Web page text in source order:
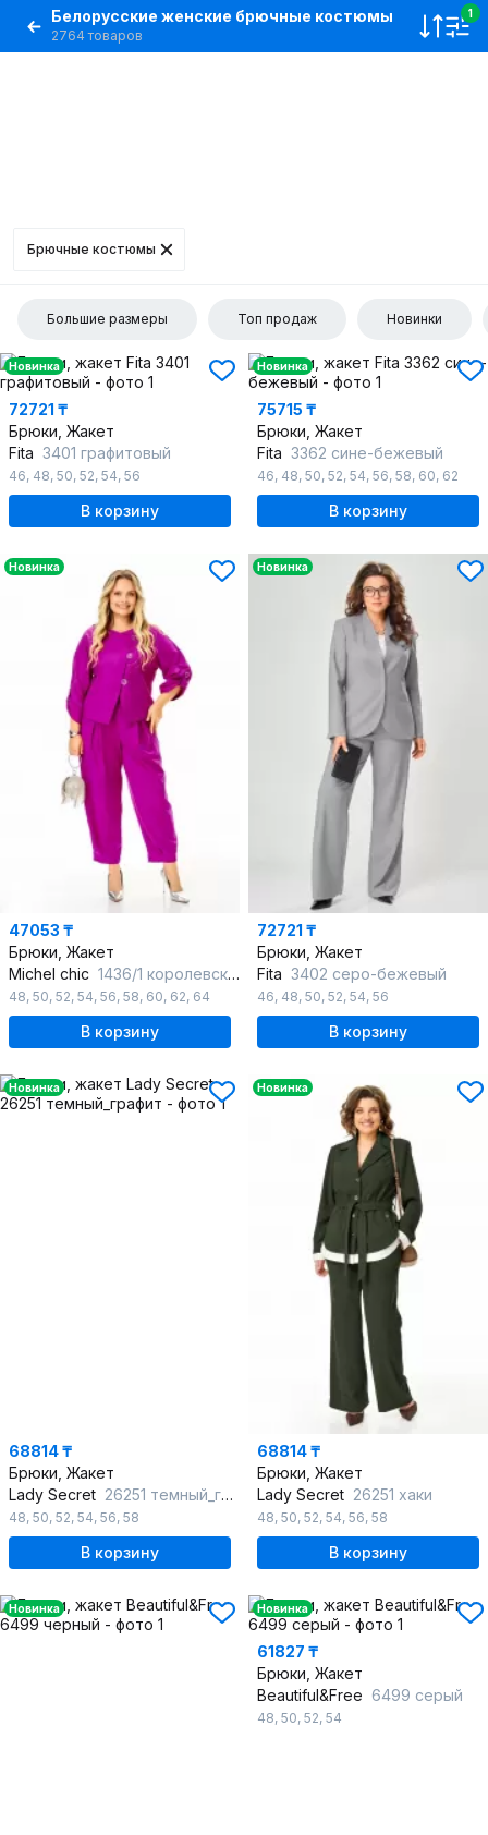
Белорусские женские брючные костюмы
2764 товаров
1
Брючные костюмы
Большие размеры Топ продаж Новинки
Новинка
72721 ₸
Брюки, Жакет
Fita 3401 графитовый
46, 48, 50, 52, 54, 56
В корзину
Новинка
75715 ₸
Брюки, Жакет
Fita 3362 сине-бежевый
46, 48, 50, 52, 54, 56, 58, 60, 62
В корзину
Новинка
47053 ₸
Брюки, Жакет
Michel chic 1436/1 королевский_пурпур
48, 50, 52, 54, 56, 58, 60, 62, 64
В корзину
Новинка
72721 ₸
Брюки, Жакет
Fita 3402 серо-бежевый
46, 48, 50, 52, 54, 56
В корзину
Новинка
68814 ₸
Брюки, Жакет
Lady Secret 26251 темный_графит
48, 50, 52, 54, 56, 58
В корзину
Новинка
68814 ₸
Брюки, Жакет
Lady Secret 26251 хаки
48, 50, 52, 54, 56, 58
В корзину
Новинка Новинка
61827 ₸
Брюки, Жакет
Beautiful&Free 6499 серый
48, 50, 52, 54